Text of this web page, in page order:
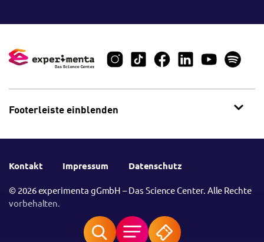
Footerleiste einblenden
Kontakt Impressum Datenschutz
© 2026 experimenta gGmbH – Das Science Center. Alle Rechte
vorbehalten.